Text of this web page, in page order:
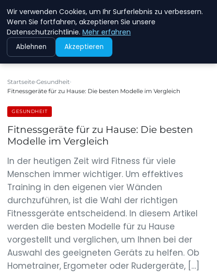
NEW ENERGY JOBS
Startseite Gesundheit
Fitnessgeräte für zu Hause: Die besten Modelle im Vergleich
GESUNDHEIT
Fitnessgeräte für zu Hause: Die besten
Modelle im Vergleich
In der heutigen Zeit wird Fitness für viele
Menschen immer wichtiger. Um effektives
Training in den eigenen vier Wänden
durchzuführen, ist die Wahl der richtigen
Fitnessgeräte entscheidend. In diesem Artikel
werden die besten Modelle für zu Hause
vorgestellt und verglichen, um Ihnen bei der
Auswahl des geeigneten Geräts zu helfen. Ob
Hometrainer, Ergometer oder Rudergeräte, […]
Wir verwenden Cookies, um Ihr Surferlebnis zu verbessern.
Wenn Sie fortfahren, akzeptieren Sie unsere
Datenschutzrichtlinie. Mehr erfahren
Ablehnen Akzeptieren